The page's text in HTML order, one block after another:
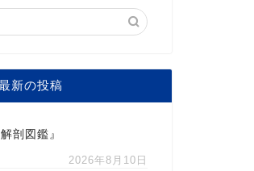
新の投稿
剖図鑑』
2026年8月10日